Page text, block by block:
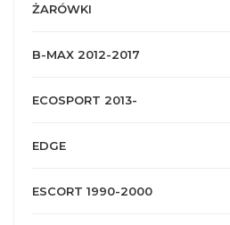
ŻARÓWKI
B-MAX 2012-2017
ECOSPORT 2013-
EDGE
ESCORT 1990-2000